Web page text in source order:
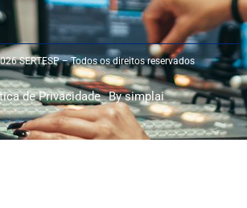
SERTESP – Todos os direitos reservados
de Privacidade By simplai